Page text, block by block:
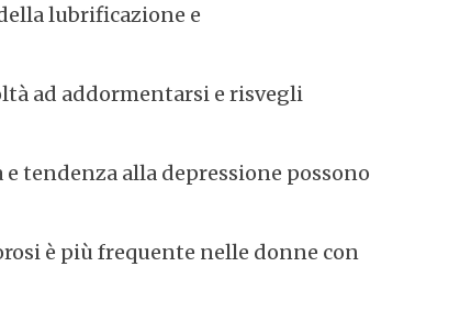
lubrificazione e
ad addormentarsi e risvegli
tendenza alla depressione possono
è più frequente nelle donne con